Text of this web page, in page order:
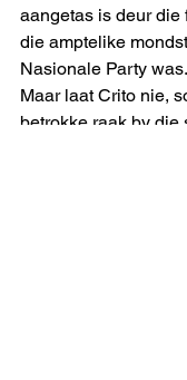
aangetas is deur die
die amptelike
Nasionale Party was.
Maar laat Crito nie,
betrokke raak by die